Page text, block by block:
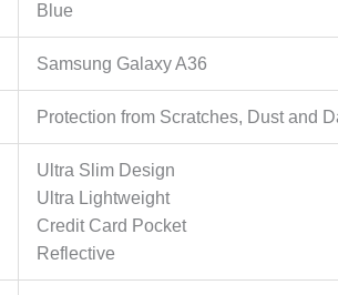
Blue
Samsung Galaxy A36
Protection from Scratches, Dust and
Ultra Slim Design
Ultra Lightweight
Credit Card Pocket
Reflective